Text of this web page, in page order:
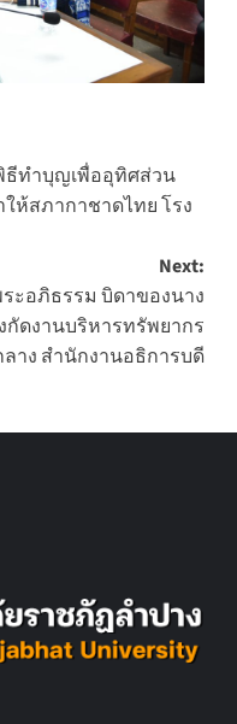
ทำบุญเพื่ออุทิศส่วน
ห้สภากาชาดไทย โรง
Next:
ะอภิธรรม บิดาของนาง
ดงานบริหารทรัพยากร
าง สำนักงานอธิการบดี